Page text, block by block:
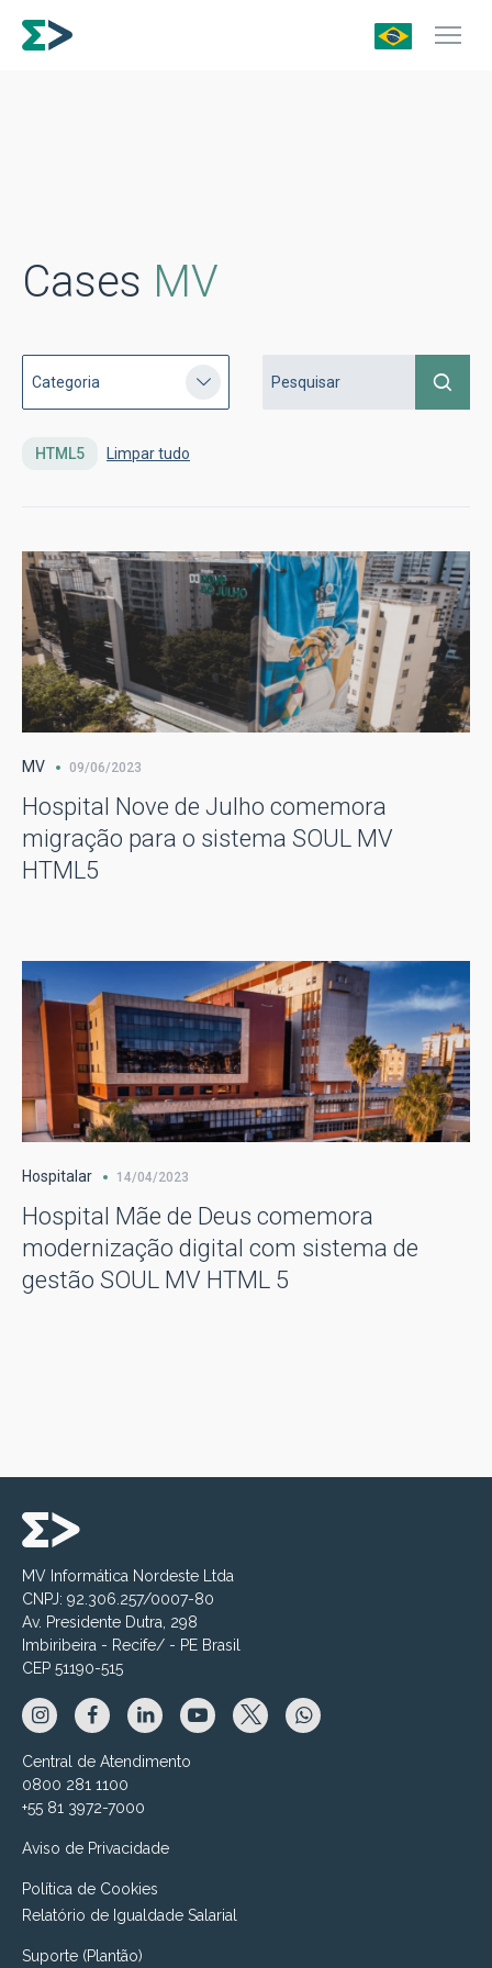
Cases MV
HTML5 Limpar tudo
MV 09/06/2023
Hospital Nove de Julho comemora
migração para o sistema SOUL MV
HTML5
Hospitalar 14/04/2023
Hospital Mãe de Deus comemora
modernização digital com sistema de
gestão SOUL MV HTML 5
MV Informática Nordeste Ltda
CNPJ: 92.306.257/0007-80
Av. Presidente Dutra, 298
Imbiribeira - Recife/ - PE Brasil
CEP 51190-515
Central de Atendimento
0800 281 1100
+55 81 3972-7000
Aviso de Privacidade
Política de Cookies
Relatório de Igualdade Salarial
Suporte (Plantão)